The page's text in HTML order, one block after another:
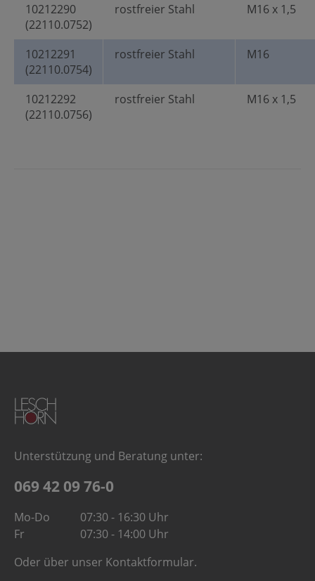
10212290
(22110.0752)
rostfreier Stahl M16 x 1,5
10212291
(22110.0754)
rostfreier Stahl M16
10212292
(22110.0756)
rostfreier Stahl M16 x 1,5
Unterstützung und Beratung unter:
069 42 09 76-0
Mo-Do
07:30 - 16:30 Uhr
Fr
07:30 - 14:00 Uhr
Oder über unser Kontaktformular.